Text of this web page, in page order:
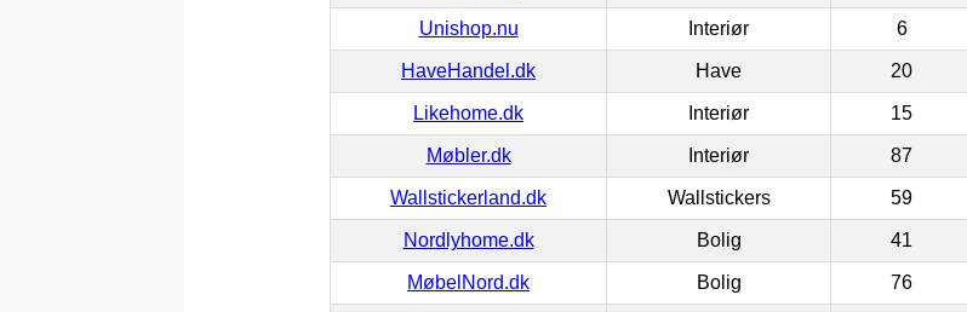
Unishop.nu Interiør 6
HaveHandel.dk Have 20
Likehome.dk Interiør 15
Møbler.dk Interiør 87
Wallstickerland.dk Wallstickers 59
Nordlyhome.dk Bolig 41
MøbelNord.dk Bolig 76